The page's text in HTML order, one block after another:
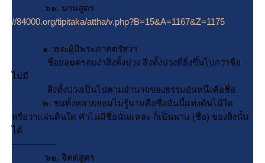
๖๑. นามสูตร
//84000.org/tipitaka/attha/v.php?B=15&A=1167&Z=1175
๑. พระผู้มีพระภาคตรัสว่า
ชื่อย่อมครอบงำสิ่งทั้งปวง สิ่งทั้งปวงที่ยิ่งขึ้นไปกว่าชื่อ
ไม่มี
สิ่งทั้งปวงเป็นไปตามอำนาจของธรรมอันหนึ่งคือชื่อ
๒. ชนทั้งหลายย่อมไม่รู้นามคือชื่ออันนี้แห่งต้นไม้ใด
หรือว่าแผ่นดินใด คำไม่มีชื่อนั่นแหละ ก็เป็นนาม (ชื่อ) ของสิ่งนั้น
ได้
---------------
๖๒. จิตตสูตร